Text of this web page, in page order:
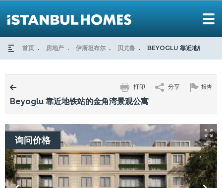
首页 房地产 伊斯坦布尔 贝尤鲁 BEYOGLU 靠近地铁站的
报告
分享
打印
Beyoglu 靠近地铁站的金角湾景观公寓
询问价格